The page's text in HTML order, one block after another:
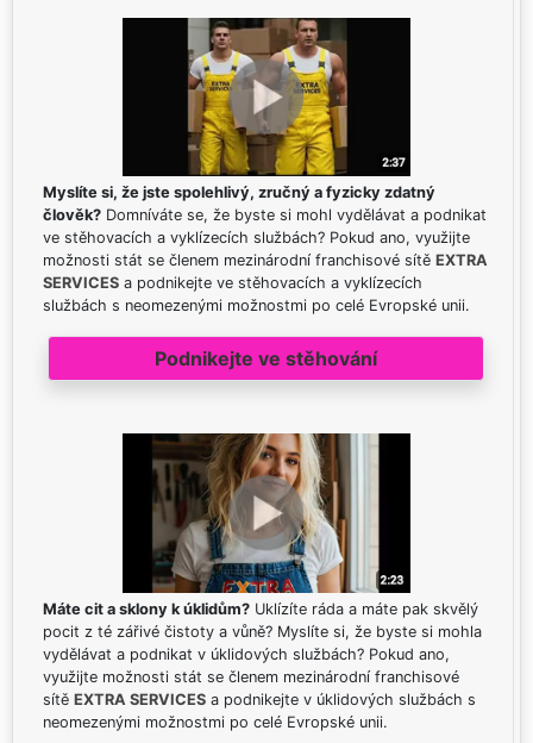
Myslíte si, že jste spolehlivý, zručný a fyzicky zdatný
člověk? Domníváte se, že byste si mohl vydělávat a podnikat
ve stěhovacích a vyklízecích službách? Pokud ano, využijte
možnosti stát se členem mezinárodní franchisové sítě EXTRA
SERVICES a podnikejte ve stěhovacích a vyklízecích
službách s neomezenými možnostmi po celé Evropské unii.
Podnikejte ve stěhování
Máte cit a sklony k úklidům? Uklízíte ráda a máte pak skvělý
pocit z té zářivé čistoty a vůně? Myslíte si, že byste si mohla
vydělávat a podnikat v úklidových službách? Pokud ano,
využijte možnosti stát se členem mezinárodní franchisové
sítě EXTRA SERVICES a podnikejte v úklidových službách s
neomezenými možnostmi po celé Evropské unii.